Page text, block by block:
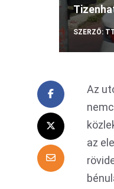
SZERZŐ:
Az
az